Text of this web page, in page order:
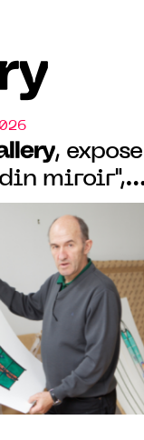
,
miroir",
nature,